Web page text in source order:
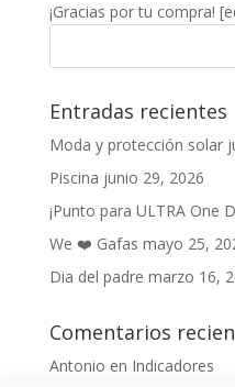
¡Gracias por tu compra!
Entradas recientes
Moda y protección solar
Piscina junio 29, 2026
¡Punto para ULTRA One
We ❤️ Gafas mayo 25,
Dia del padre marzo 16,
Comentarios
Antonio en Indicadores